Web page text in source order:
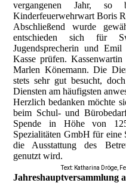
vergangenen Jahr, so
Kinderfeuerwehrwart Boris
Abschließend wurde
entschieden sich für
Jugendsprecherin und
Kasse prüfen.
Marlen Könemann. Die
stets sehr gut besucht,
Diensten am häufigsten
Herzlich bedanken möchte
beim Schul- und
Spende in Höhe von
Spezialitäten GmbH für
die Ausstattung des
genutzt wird.
Text: Katharina Dröge,
Jahreshauptversammlung